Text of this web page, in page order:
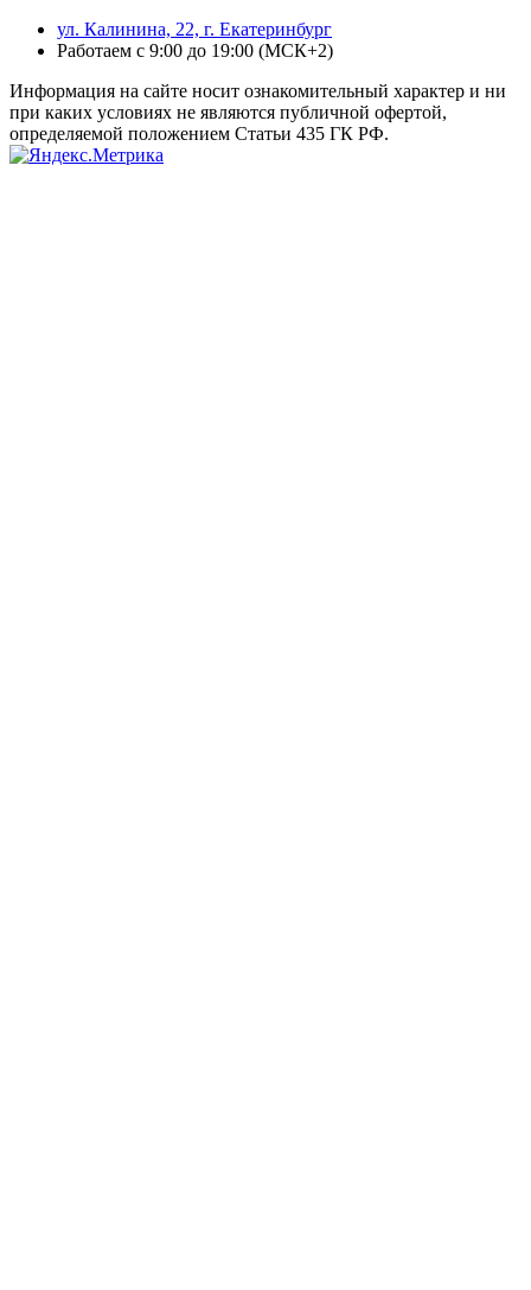
ул. Калинина, 22, г. Екатеринбург
Работаем с 9:00 до 19:00 (МСК+2)
Информация на сайте носит ознакомительный характер и ни
при каких условиях не являются публичной офертой,
определяемой положением Статьи 435 ГК РФ.